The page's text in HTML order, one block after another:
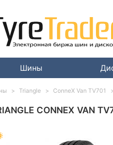
Шины
CONNEX VAN
Triangle ConneX Van TV701